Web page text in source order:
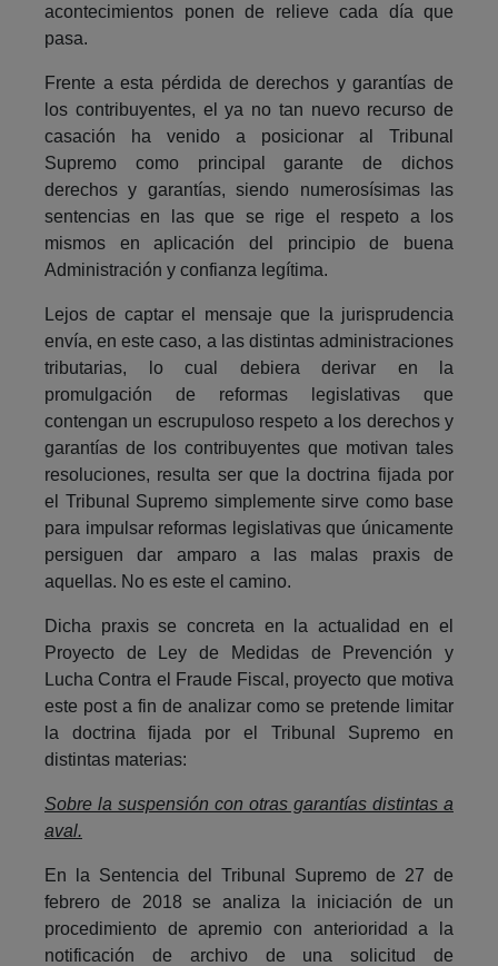
acontecimientos ponen de relieve cada día que
pasa.
Frente a esta pérdida de derechos y garantías de
los contribuyentes, el ya no tan nuevo recurso de
casación ha venido a posicionar al Tribunal
Supremo como principal garante de dichos
derechos y garantías, siendo numerosísimas las
sentencias en las que se rige el respeto a los
mismos en aplicación del principio de buena
Administración y confianza legítima.
Lejos de captar el mensaje que la jurisprudencia
envía, en este caso, a las distintas administraciones
tributarias, lo cual debiera derivar en la
promulgación de reformas legislativas que
contengan un escrupuloso respeto a los derechos y
garantías de los contribuyentes que motivan tales
resoluciones, resulta ser que la doctrina fijada por
el Tribunal Supremo simplemente sirve como base
para impulsar reformas legislativas que únicamente
persiguen dar amparo a las malas praxis de
aquellas. No es este el camino.
Dicha praxis se concreta en la actualidad en el
Proyecto de Ley de Medidas de Prevención y
Lucha Contra el Fraude Fiscal, proyecto que motiva
este post a fin de analizar como se pretende limitar
la doctrina fijada por el Tribunal Supremo en
distintas materias:
Sobre la suspensión con otras garantías distintas a
aval.
En la Sentencia del Tribunal Supremo de 27 de
febrero de 2018 se analiza la iniciación de un
procedimiento de apremio con anterioridad a la
notificación de archivo de una solicitud de